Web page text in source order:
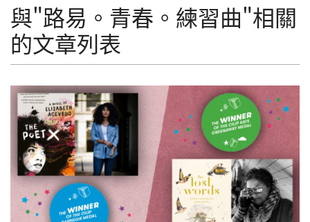
與"路易。青春。練習曲"相關
的文章列表